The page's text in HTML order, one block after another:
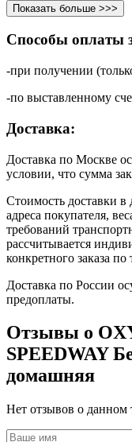
Показать больше >>>
Способы оплаты
-при получении
-по выставленному
Доставка:
Доставка по Москве
условии, что сумма
Стоимость доставки в
адреса покупателя,
требований
рассчитывается
конкретного заказа
Доставка по России
предоплаты.
Отзывы о
SPEEDWAY
домашняя
Нет отзывов о данном